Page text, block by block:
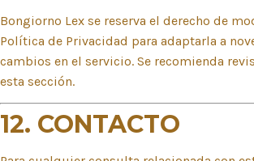
Bongiorno Lex se reserva el derecho de
Política de Privacidad para adaptarla a
cambios en el servicio. Se recomienda
esta sección.
12. CONTACTO